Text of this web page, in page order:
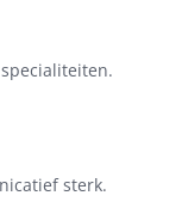
sterk.